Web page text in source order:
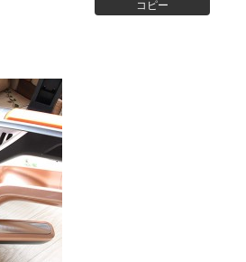
コピー